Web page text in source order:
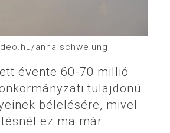
anna schwelung
évente 60-70 millió
tulajdonú
bélelésére, mivel
ez ma már